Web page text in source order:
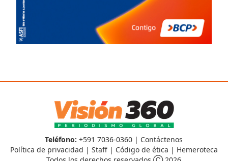
Teléfono: +591 7036-0360 | Contáctenos
Política de privacidad | Staff| Código de ética | Hemeroteca